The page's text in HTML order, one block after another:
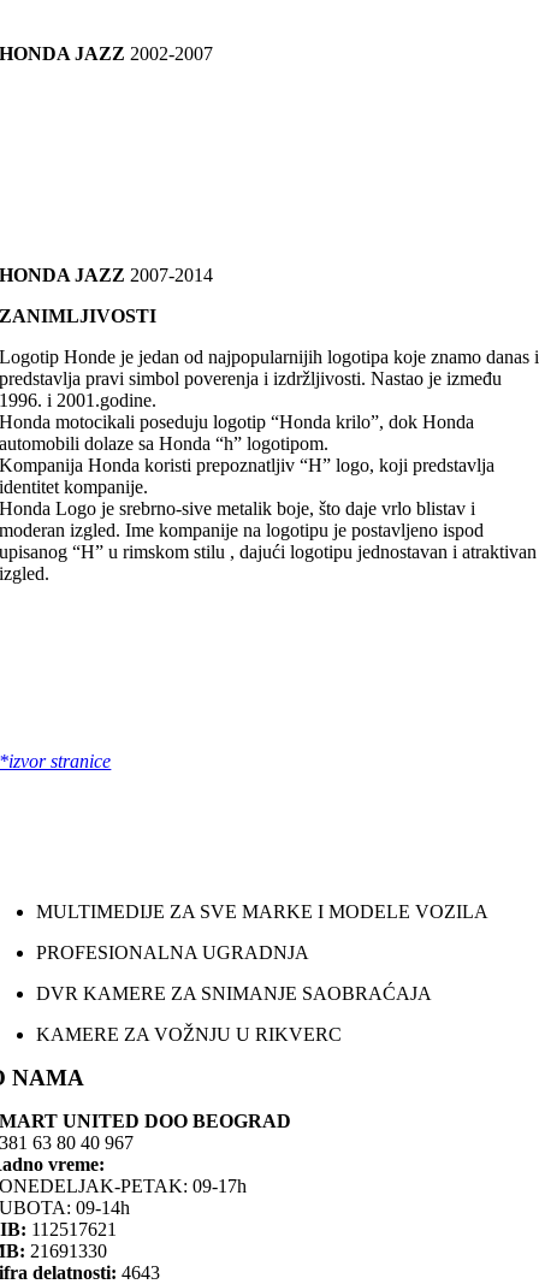
HONDA JAZZ 2002-2007
HONDA JAZZ 2007-2014
ZANIMLJIVOSTI
Logotip Honde je jedan od najpopularnijih logotipa koje znamo danas i
predstavlja pravi simbol poverenja i izdržljivosti. Nastao je između
1996. i 2001.godine.
Honda motocikali poseduju logotip “Honda krilo”, dok Honda
automobili dolaze sa Honda “h” logotipom.
Kompanija Honda koristi prepoznatljiv “H” logo, koji predstavlja
identitet kompanije.
Honda Logo je srebrno-sive metalik boje, što daje vrlo blistav i
moderan izgled. Ime kompanije na logotipu je postavljeno ispod
upisanog “H” u rimskom stilu , dajući logotipu jednostavan i atraktivan
izgled.
*izvor stranice
MULTIMEDIJE ZA SVE MARKE I MODELE VOZILA
PROFESIONALNA UGRADNJA
DVR KAMERE ZA SNIMANJE SAOBRAĆAJA
KAMERE ZA VOŽNJU U RIKVERC
NAMA
UNITED DOO BEOGRAD
63 80 40 967
vreme:
PETAK: 09-17h
09-14h
112517621
21691330
delatnosti: 4643